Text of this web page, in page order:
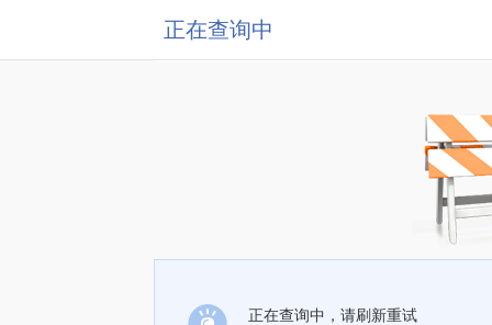
正在查询中
正在查询中，请刷新重试